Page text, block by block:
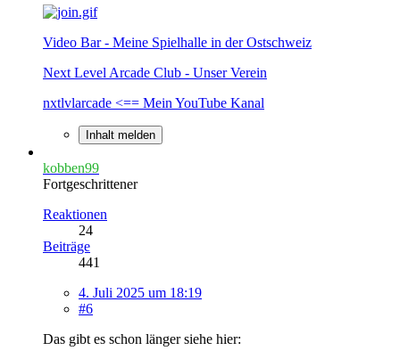
Video Bar - Meine Spielhalle in der Ostschweiz
Next Level Arcade Club - Unser Verein
nxtlvlarcade <== Mein YouTube Kanal
Inhalt melden
kobben99
Fortgeschrittener
Reaktionen
24
Beiträge
441
4. Juli 2025 um 18:19
#6
Das gibt es schon länger siehe hier: